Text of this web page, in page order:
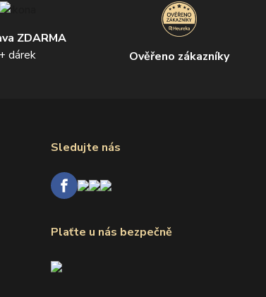
ZDARMA
+ dárek
Ověřeno zákazníky
Sledujte nás
Plaťte u nás bezpečně